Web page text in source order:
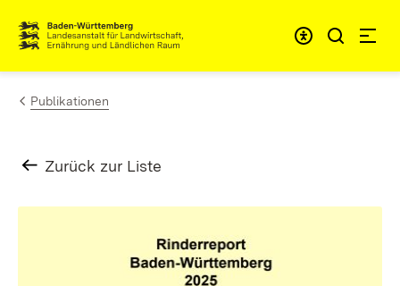
Zum Inhalt springen
Link zur Startseite
Publikationen
Zurück zur Liste